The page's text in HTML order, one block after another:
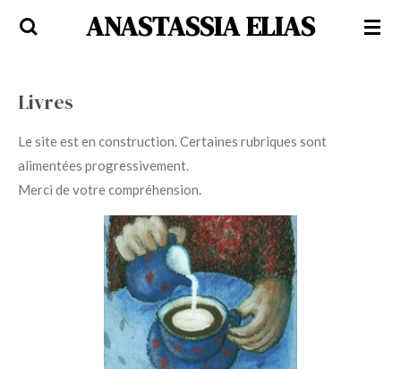
Passer
principal
ANASTASSIA ELIAS
Livres
Le site est en construction. Certaines rubriques sont
alimentées progressivement.
Merci de votre compréhension.